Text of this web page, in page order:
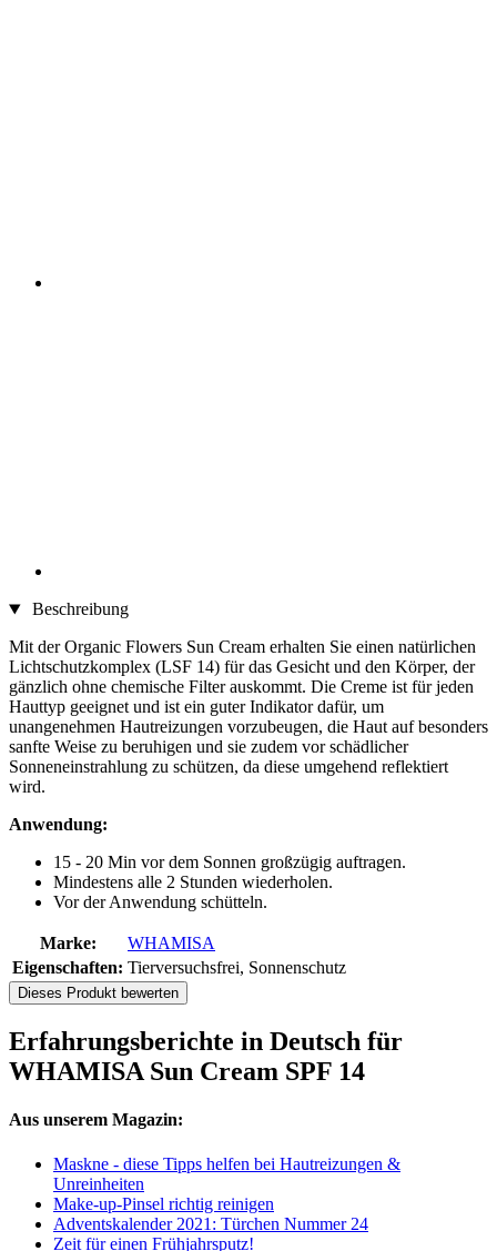
Beschreibung
Mit der Organic Flowers Sun Cream erhalten Sie einen natürlichen
Lichtschutzkomplex (LSF 14) für das Gesicht und den Körper, der
gänzlich ohne chemische Filter auskommt. Die Creme ist für jeden
Hauttyp geeignet und ist ein guter Indikator dafür, um
unangenehmen Hautreizungen vorzubeugen, die Haut auf besonders
sanfte Weise zu beruhigen und sie zudem vor schädlicher
Sonneneinstrahlung zu schützen, da diese umgehend reflektiert
wird.
Anwendung:
15 - 20 Min vor dem Sonnen großzügig auftragen.
Mindestens alle 2 Stunden wiederholen.
Vor der Anwendung schütteln.
Marke:
WHAMISA
Eigenschaften: Tierversuchsfrei, Sonnenschutz
Dieses Produkt bewerten
Erfahrungsberichte in Deutsch für
WHAMISA Sun Cream SPF 14
Aus unserem Magazin:
Maskne - diese Tipps helfen bei Hautreizungen &
Unreinheiten
Make-up-Pinsel richtig reinigen
Adventskalender 2021: Türchen Nummer 24
Zeit für einen Frühjahrsputz!